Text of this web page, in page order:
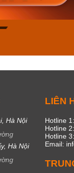
Hà Nội
Hà Nội
LIÊN
Hotline
Hotline
Hotline
Email: